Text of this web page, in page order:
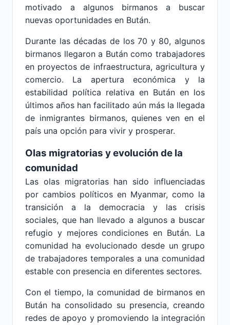
motivado a algunos birmanos a buscar
nuevas oportunidades en Bután.
Durante las décadas de los 70 y 80, algunos
birmanos llegaron a Bután como trabajadores
en proyectos de infraestructura, agricultura y
comercio. La apertura económica y la
estabilidad política relativa en Bután en los
últimos años han facilitado aún más la llegada
de inmigrantes birmanos, quienes ven en el
país una opción para vivir y prosperar.
Olas migratorias y evolución de la
comunidad
Las olas migratorias han sido influenciadas
por cambios políticos en Myanmar, como la
transición a la democracia y las crisis
sociales, que han llevado a algunos a buscar
refugio y mejores condiciones en Bután. La
comunidad ha evolucionado desde un grupo
de trabajadores temporales a una comunidad
estable con presencia en diferentes sectores.
Con el tiempo, la comunidad de birmanos en
Bután ha consolidado su presencia, creando
redes de apoyo y promoviendo la integración